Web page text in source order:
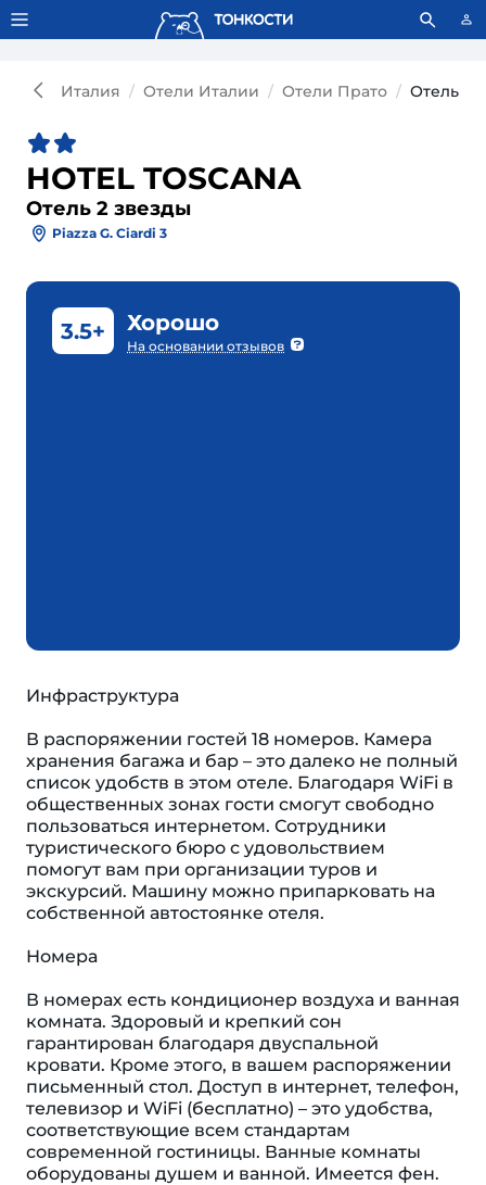
Тонкости используют сookie-файлы. Что это значит?
Италия Отели Италии Отели Прато Отель
HOTEL TOSCANA
Отель 2 звезды
Piazza G. Ciardi 3
3.5+ Хорошо
На основании отзывов
Инфраструктура
В распоряжении гостей 18 номеров. Камера
хранения багажа и бар – это далеко не полный
список удобств в этом отеле. Благодаря WiFi в
общественных зонах гости смогут свободно
пользоваться интернетом. Сотрудники
туристического бюро с удовольствием
помогут вам при организации туров и
экскурсий. Машину можно припарковать на
собственной автостоянке отеля.
Номера
В номерах есть кондиционер воздуха и ванная
комната. Здоровый и крепкий сон
гарантирован благодаря двуспальной
кровати. Кроме этого, в вашем распоряжении
письменный стол. Доступ в интернет, телефон,
телевизор и WiFi (бесплатно) – это удобства,
соответствующие всем стандартам
современной гостиницы. Ванные комнаты
оборудованы душем и ванной. Имеется фен.